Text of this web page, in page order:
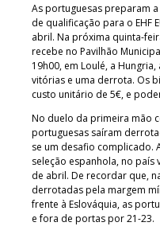
As portuguesas preparam a
de qualificação para o EHF
abril. Na próxima quinta-
recebe no Pavilhão
19h00, em Loulé, a
vitórias e uma derrota. Os
custo unitário de 5€, e
No duelo da primeira mão
portuguesas saíram
se um desafio complicado.
seleção espanhola, no
de abril. De recordar que,
derrotadas pela margem
frente à Eslováquia, as
e fora de portas por 21-23.